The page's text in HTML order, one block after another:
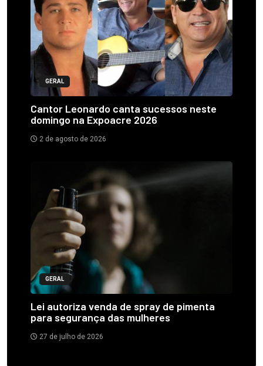
GERAL
Cantor Leonardo canta sucessos neste
domingo na Expoacre 2026
2 de agosto de 2026
GERAL
Lei autoriza venda de spray de pimenta
para segurança das mulheres
27 de julho de 2026